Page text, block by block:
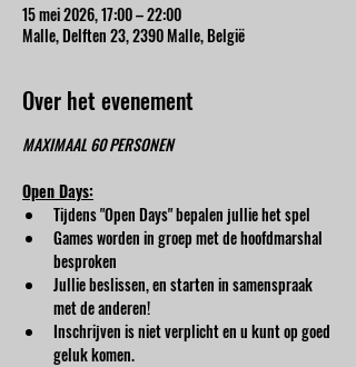
15 mei 2026, 17:00 – 22:00
Malle, Delften 23, 2390 Malle, België
Over het evenement
MAXIMAAL 60 PERSONEN
Open Days:
Tijdens "Open Days" bepalen jullie het spel
Games worden in groep met de hoofdmarshal
besproken
Jullie beslissen, en starten in samenspraak
met de anderen!
Inschrijven is niet verplicht en u kunt op goed
geluk komen.